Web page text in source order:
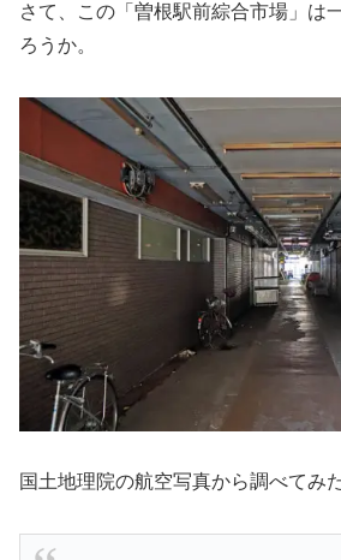
さて、この「曽根駅前綜合市場」は
ろうか。
国土地理院の航空写真から調べてみ